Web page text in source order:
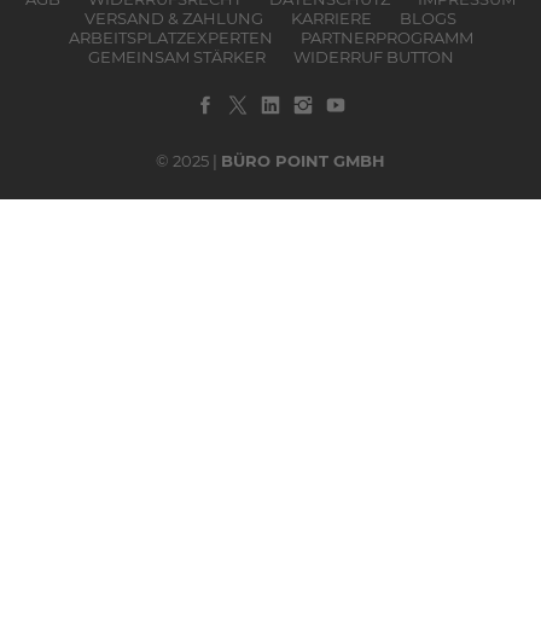
VERSAND & ZAHLUNG
KARRIERE
BLOGS
ARBEITSPLATZEXPERTEN
PARTNERPROGRAMM
GEMEINSAM STÄRKER
WIDERRUF BUTTON
© 2025 | BÜRO POINT GMBH